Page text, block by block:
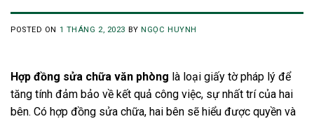
POSTED ON 1 THÁNG 2, 2023 BYNGỌC HUYNH
Hợp đồng sửa chữa văn phòng là loại giấy tờ pháp lý để
tăng tính đảm bảo về kết quả công việc, sự nhất trí của hai
bên. Có hợp đồng sửa chữa, hai bên sẽ hiểu được quyền và